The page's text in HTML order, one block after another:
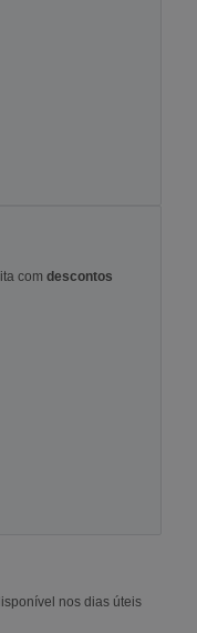
com descontos
nos dias úteis